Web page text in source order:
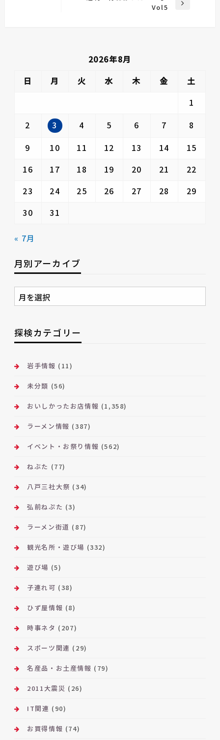
ョ
Vol5
2026年8月
日
月 火 水 木 金
土
1
2
3 4 5 6 7
8
9
10 11 12 13 14
15
16
17 18 19 20 21
22
23
24 25 26 27 28
29
30
31
« 7月
月別アーカイブ
月
別
ー
カ
ブ
探検カテゴリー
岩手情報 (11)
未分類 (56)
おいしかったお店情報 (1,358)
ラーメン情報 (387)
イベント・お祭り情報 (562)
ねぶた (77)
八戸三社大祭 (34)
弘前ねぷた (3)
ラーメン街道 (87)
観光名所・遊び場 (332)
遊び場 (5)
子連れ可 (38)
ひず屋情報 (8)
時事ネタ (207)
スポーツ関連 (29)
名産品・お土産情報 (79)
2011大震災 (26)
IT関連 (90)
お買得情報 (74)